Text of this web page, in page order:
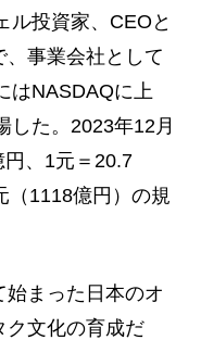
ル投資家、CEOと
、事業会社として
はNASDAQに上
した。2023年12月
、1元＝20.7
（1118億円）の規
まった日本のオ
ク文化の育成だ